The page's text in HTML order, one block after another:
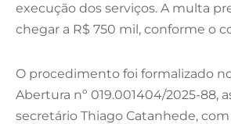
execução dos serviços. A multa
chegar a R$ 750 mil, conforme o
O procedimento foi formalizado
Abertura nº 019.001404/2025-88,
secretário Thiago Catanhede,